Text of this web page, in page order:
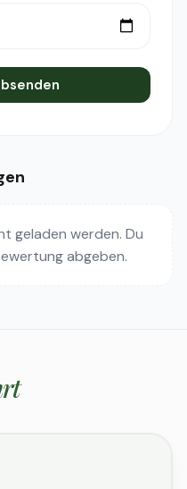
geladen werden. Du
abgeben.